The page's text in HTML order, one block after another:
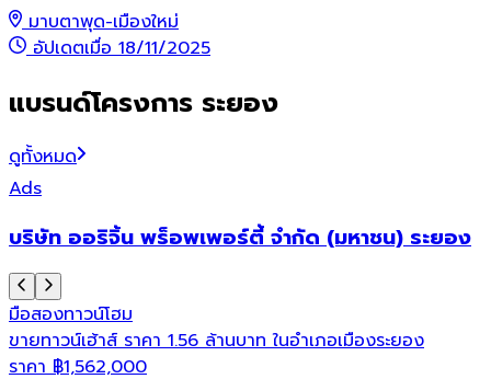
มาบตาพุด-เมืองใหม่
อัปเดตเมื่อ 18/11/2025
แบรนด์โครงการ ระยอง
ดูทั้งหมด
Ads
บริษัท ออริจิ้น พร็อพเพอร์ตี้ จำกัด (มหาชน) ระยอง
มือสองทาวน์โฮม
ขายทาวน์เฮ้าส์ ราคา 1.56 ล้านบาท ในอำเภอเมืองระยอง
ราคา ฿1,562,000